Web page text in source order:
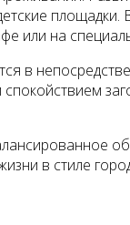
или на
в
в стиле